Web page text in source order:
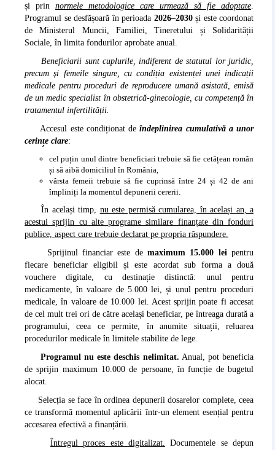
și prin normele metodologice care urmează să fie adoptate.
Programul se desfășoară în perioada 2026–2030și este coordonat
de Ministerul Muncii, Familiei, Tineretului și Solidarității
Sociale, în limita fondurilor aprobate anual.
Beneficiarii sunt cuplurile, indiferent de statutul lor juridic,
precum și femeile singure, cu condiția existenței unei indicații
medicale pentru proceduri de reproducere umană asistată, emisă
de un medic specialist în obstetrică-ginecologie, cu competență în
tratamentul infertilității.
Accesul este condiționat deîndeplinirea cumulativă a unor
cerințe clare:
cel puțin unul dintre beneficiari trebuie să fie cetățean român
și să aibă domiciliul în România,
vârsta femeii trebuie să fie cuprinsă între 24 și 42 de ani
împliniți la momentul depunerii cererii.
În același timp, nu este permisă cumularea, în același an, a
acestui sprijin cu alte programe similare finanțate din fonduri
publice, aspect care trebuie declarat pe propria răspundere.
Sprijinul financiar este demaximum 15.000 leipentru
fiecare beneficiar eligibil și este acordat sub forma a două
vouchere digitale, cu destinație distinctă: unul pentru
medicamente, în valoare de 5.000 lei, și unul pentru proceduri
medicale, în valoare de 10.000 lei. Acest sprijin poate fi accesat
de cel mult trei ori de către același beneficiar, pe întreaga durată a
programului, ceea ce permite, în anumite situații, reluarea
procedurilor medicale în limitele stabilite de lege.
Programul nu este deschis nelimitat. Anual, pot beneficia
de sprijin maximum 10.000 de persoane, în funcție de bugetul
alocat.
Selecția se face în ordinea depunerii dosarelor complete, ceea
ce transformă momentul aplicării într-un element esențial pentru
accesarea efectivă a finanțării.
Întregul proces este digitalizat. Documentele se depun